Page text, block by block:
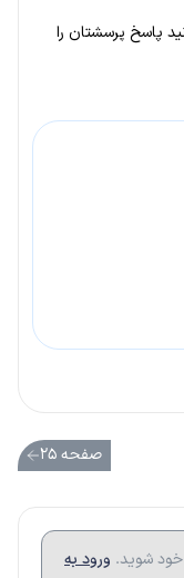
پاسخ پرسشتان را
صفحه ۲۵
شوید. ورود به